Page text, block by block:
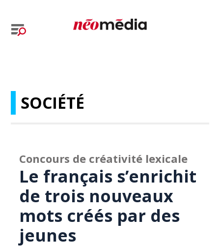
SOCIÉTÉ
Concours de créativité lexicale
Le français s’enrichit
de trois nouveaux
mots créés par des
jeunes